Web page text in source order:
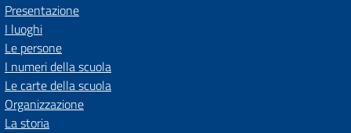
Presentazione
I luoghi
Le persone
I numeri della scuola
Le carte della scuola
Organizzazione
La storia